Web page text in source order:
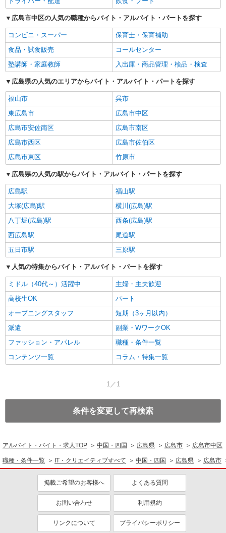
広島市中区の人気の職種からバイト・アルバイト・パートを探す
コンビニ・スーパー
保育士・保育補助
食品・試食販売
コールセンター
塾講師・家庭教師
入出庫・商品管理・検品・検査
広島県の人気のエリアからバイト・アルバイト・パートを探す
福山市
呉市
東広島市
広島市中区
広島市安佐南区
広島市南区
広島市西区
広島市佐伯区
広島市東区
竹原市
広島県の人気の駅からバイト・アルバイト・パートを探す
広島駅
福山駅
大塚(広島)駅
横川(広島)駅
八丁堀(広島)駅
西条(広島)駅
西広島駅
尾道駅
五日市駅
三原駅
人気の特集からバイト・アルバイト・パートを探す
ミドル（40代～）活躍中
主婦・主夫歓迎
高校生OK
パート
オープニングスタッフ
短期（3ヶ月以内）
派遣
副業・WワークOK
ファッション・アパレル
職種・条件一覧
コンテンツ一覧
コラム・特集一覧
1／1
条件を変更して再検索
アルバイト・バイト・求人TOP 中国・四国 広島県 広島市 広島市中区
職種・条件一覧 IT・クリエイティブすべて 中国・四国 広島県 広島市
掲載ご希望のお客様へ よくある質問
お問い合わせ 利用規約
リンクについて プライバシーポリシー